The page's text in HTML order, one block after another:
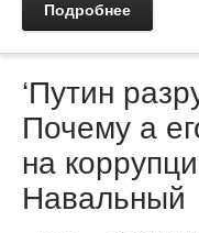
Подробнее
‘Путин
Почему а
на
Навальный